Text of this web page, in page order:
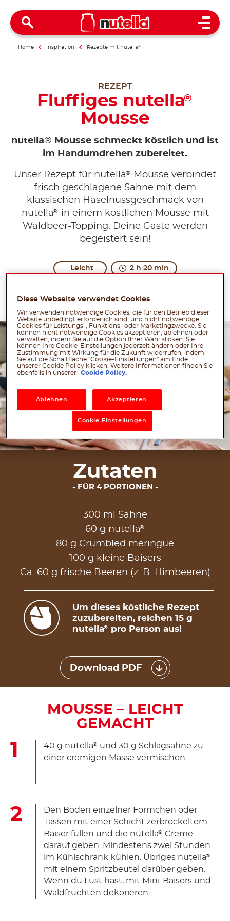
Open
Home Inspiration Rezepte mit nutella®
REZEPT
Fluffiges nutella®
Mousse
nutella® Mousse schmeckt köstlich und ist
im Handumdrehen zubereitet.
Unser Rezept für nutella®
Mousse verbindet
frisch geschlagene Sahne mit dem
klassischen Haselnussgeschmack von
nutella®
in einem köstlichen Mousse mit
Waldbeer-Topping. Deine Gäste werden
begeistert sein!
Leicht 2 h 20 min
To be enjoyed in slow motion.
Share the recipe with the hashtag #nutellarecipe
Mousse is a dessert containing tiny air bubbles
Zutaten
FÜR 4 PORTIONEN
300 ml Sahne
60 g nutella®
80 g Crumbled meringue
100 g kleine Baisers
Ca. 60 g frische Beeren (z. B. Himbeeren)
Um dieses köstliche Rezept
zuzubereiten, reichen 15 g
nutella® pro Person aus!
Download PDF
MOUSSE – LEICHT
GEMACHT
40 g nutella® und 30 g Schlagsahne zu
einer cremigen Masse vermischen.
Den Boden einzelner Förmchen oder
Tassen mit einer Schicht zerbröckeltem
Baiser füllen und die nutella® Creme
darauf geben. Mindestens zwei Stunden
im Kühlschrank kühlen. Übriges nutella®
mit einem Spritzbeutel darüber geben.
Wenn du Lust hast, mit Mini-Baisers und
Waldfrüchten dekorieren.
Diese Webseite verwendet Cookies
Wir verwenden notwendige Cookies, die für den Betrieb dieser
Website unbedingt erforderlich sind, und nicht notwendige
Cookies für Leistungs-, Funktions- oder Marketingzwecke. Sie
können nicht notwendige Cookies akzeptieren, ablehnen oder
verwalten, indem Sie auf die Option Ihrer Wahl klicken. Sie
können Ihre Cookie-Einstellungen jederzeit ändern oder Ihre
Zustimmung mit Wirkung für die Zukunft widerrufen, indem
Sie auf die Schaltfläche "Cookie-Einstellungen" am Ende
unserer Cookie Policy klicken. Weitere Informationen finden Sie
ebenfalls in unserer
Cookie Policy.
Ablehnen Akzeptieren
Cookie-Einstellungen